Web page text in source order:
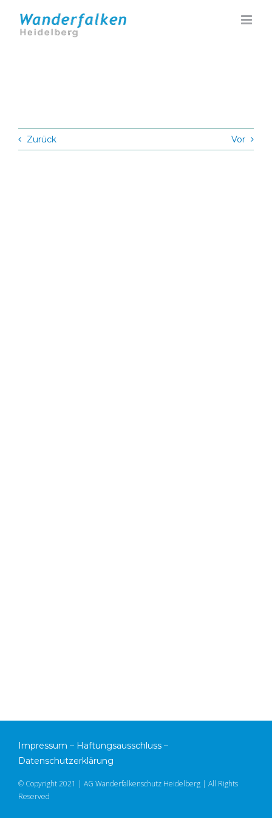
Inhalt
springen
Zurück Vor
Impressum – Haftungsausschluss –
Datenschutzerklärung
© Copyright 2021 | AG Wanderfalkenschutz Heidelberg | All Rights
Reserved